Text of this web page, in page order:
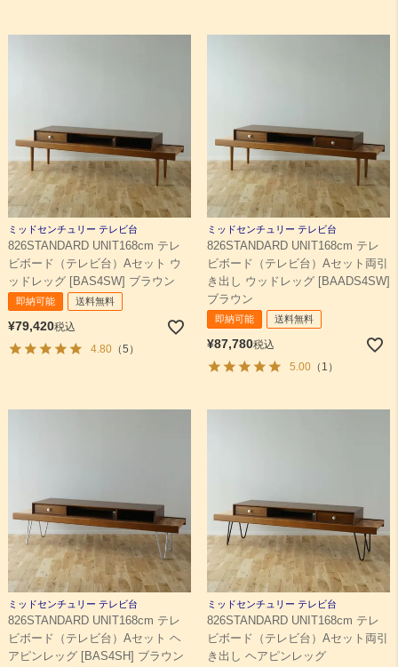
ミッドセンチュリー テレビ台
826STANDARD UNIT168cm テレ
ビボード（テレビ台）Aセット ウ
ッドレッグ [BAS4SW] ブラウン
即納可能 送料無料
¥79,420税込
4.80（5）
ミッドセンチュリー テレビ台
826STANDARD UNIT168cm テレ
ビボード（テレビ台）Aセット両引
き出し ウッドレッグ [BAADS4SW]
ブラウン
即納可能 送料無料
¥87,780税込
5.00（1）
ミッドセンチュリー テレビ台
826STANDARD UNIT168cm テレ
ビボード（テレビ台）Aセット ヘ
アピンレッグ [BAS4SH] ブラウン
ミッドセンチュリー テレビ台
826STANDARD UNIT168cm テレ
ビボード（テレビ台）Aセット両引
き出し ヘアピンレッグ